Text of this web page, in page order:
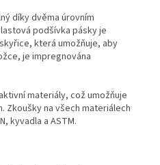
díky dvěma úrovním
podšívka pásky je
která umožňuje, aby
je impregnována
materiály, což umožňuje
Zkoušky na všech materiálech
kyvadla a ASTM.